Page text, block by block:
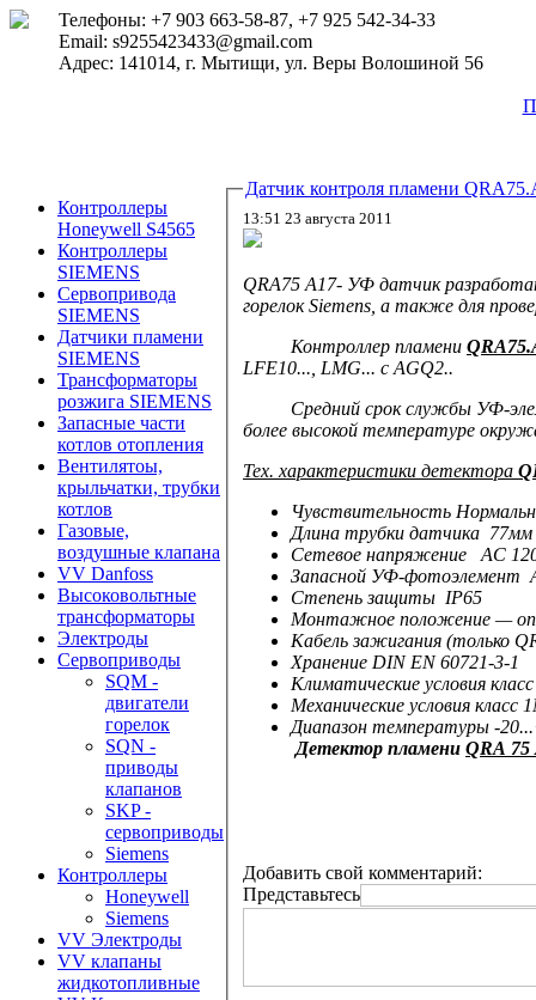
Телефоны: +7 903 663-58-87, +7 925 542-34-33
Email: s9255423433@gmail.com
Адрес: 141014, г. Мытищи, ул. Веры Волошиной 56
Контроллеры
Honeywell S4565
Контроллеры
SIEMENS
Сервопривода
SIEMENS
Датчики пламени
SIEMENS
Трансформаторы
розжига SIEMENS
Запасные части
котлов отопления
Вентилятоы,
крыльчатки, трубки
котлов
Газовые,
воздушные клапана
VV Danfoss
Высоковольтные
трансформаторы
Электроды
Сервоприводы
SQM -
двигатели
горелок
SQN -
приводы
клапанов
SKP -
сервоприводы
Siemens
Контроллеры
Honeywell
Siemens
VV Электроды
VV клапаны
жидкотопливные
Датчик контроля пламени
13:51 23 августа 2011
QRA75 А17- УФ датчик
горелок Siemens, а также для
Контроллер пламени
LFE10..., LMG... с AGQ2..
Средний срок службы УФ-
более высокой температуре
Тех. характеристики детектора
Чувствительность Нормаль
Длина трубки датчика 77мм
Сетевое напряжение AC
Запасной УФ-фотоэлемент
Степень защиты IP65
Монтажное положение —
Кабель зажигания (только
Хранение DIN EN 60721-3-1
Климатические условия
Механические условия класс
Диапазон температуры -
Детектор пламени QRA 75
Добавить свой комментарий:
Представьтесь